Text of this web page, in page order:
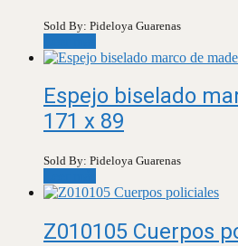
Sold By: Pideloya Guarenas
Espejo biselado
171 x 89
Sold By: Pideloya Guarenas
Z010105 Cuerpos